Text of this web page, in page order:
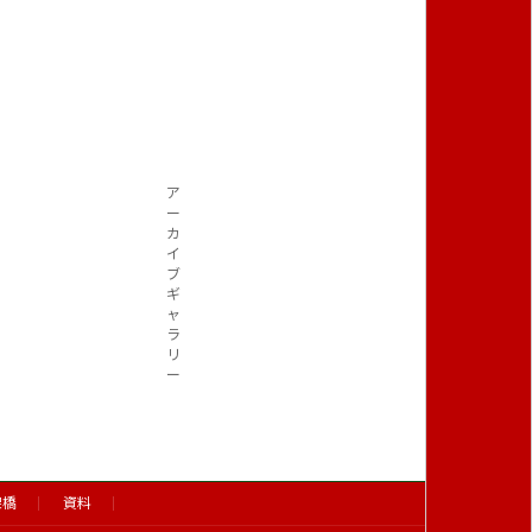
ア
ー
カ
イ
ブ
ギ
ャ
ラ
リ
ー
資料